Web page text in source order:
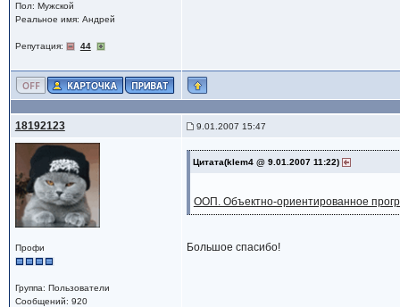
Пол: Мужской
Реальное имя: Андрей
Репутация: 44
18192123 9.01.2007 15:47
Профи
Группа: Пользователи
Сообщений: 920
Цитата(klem4 @ 9.01.2007 11:22)
ООП. Объектно-ориентированное
Большое спасибо!